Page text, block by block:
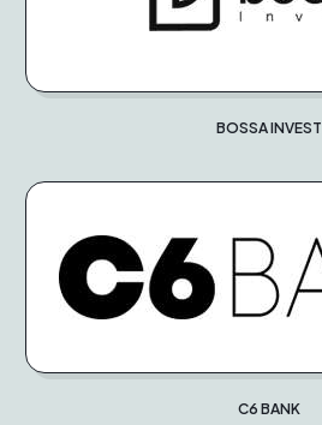
BOSSA INVEST
C6 BANK